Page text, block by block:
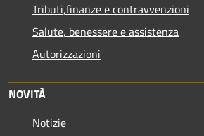
Tributi,finanze e contravvenzioni
Salute, benessere e assistenza
Autorizzazioni
NOVITÀ
Notizie